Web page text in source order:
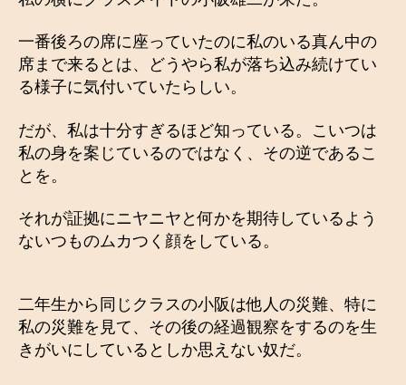
一番後ろの席に座っていたのに私のいる真ん中の
席まで来るとは、どうやら私が落ち込み続けてい
る様子に気付いていたらしい。
だが、私は十分すぎるほど知っている。こいつは
私の身を案じているのではなく、その逆であるこ
とを。
それが証拠にニヤニヤと何かを期待しているよう
ないつものムカつく顔をしている。
二年生から同じクラスの小阪は他人の災難、特に
私の災難を見て、その後の経過観察をするのを生
きがいにしているとしか思えない奴だ。